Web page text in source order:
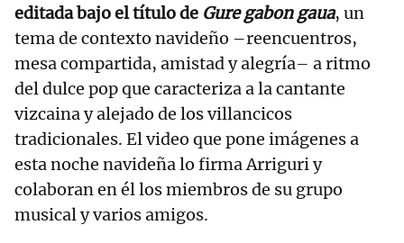
editada bajo el título de Gure gabon gaua, un
tema de contexto navideño –reencuentros,
mesa compartida, amistad y alegría– a ritmo
del dulce pop que caracteriza a la cantante
vizcaina y alejado de los villancicos
tradicionales. El video que pone imágenes a
esta noche navideña lo firma Arriguri y
colaboran en él los miembros de su grupo
musical y varios amigos.